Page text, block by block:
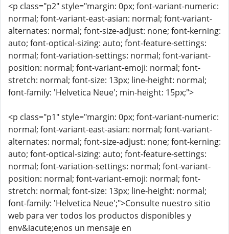
<p class="p2" style="margin: 0px; font-variant-numeric:
normal; font-variant-east-asian: normal; font-variant-
alternates: normal; font-size-adjust: none; font-kerning:
auto; font-optical-sizing: auto; font-feature-settings:
normal; font-variation-settings: normal; font-variant-
position: normal; font-variant-emoji: normal; font-
stretch: normal; font-size: 13px; line-height: normal;
font-family: 'Helvetica Neue'; min-height: 15px;">
<p class="p1" style="margin: 0px; font-variant-numeric:
normal; font-variant-east-asian: normal; font-variant-
alternates: normal; font-size-adjust: none; font-kerning:
auto; font-optical-sizing: auto; font-feature-settings:
normal; font-variation-settings: normal; font-variant-
position: normal; font-variant-emoji: normal; font-
stretch: normal; font-size: 13px; line-height: normal;
font-family: 'Helvetica Neue';">Consulte nuestro sitio
web para ver todos los productos disponibles y
env&iacute;enos un mensaje en